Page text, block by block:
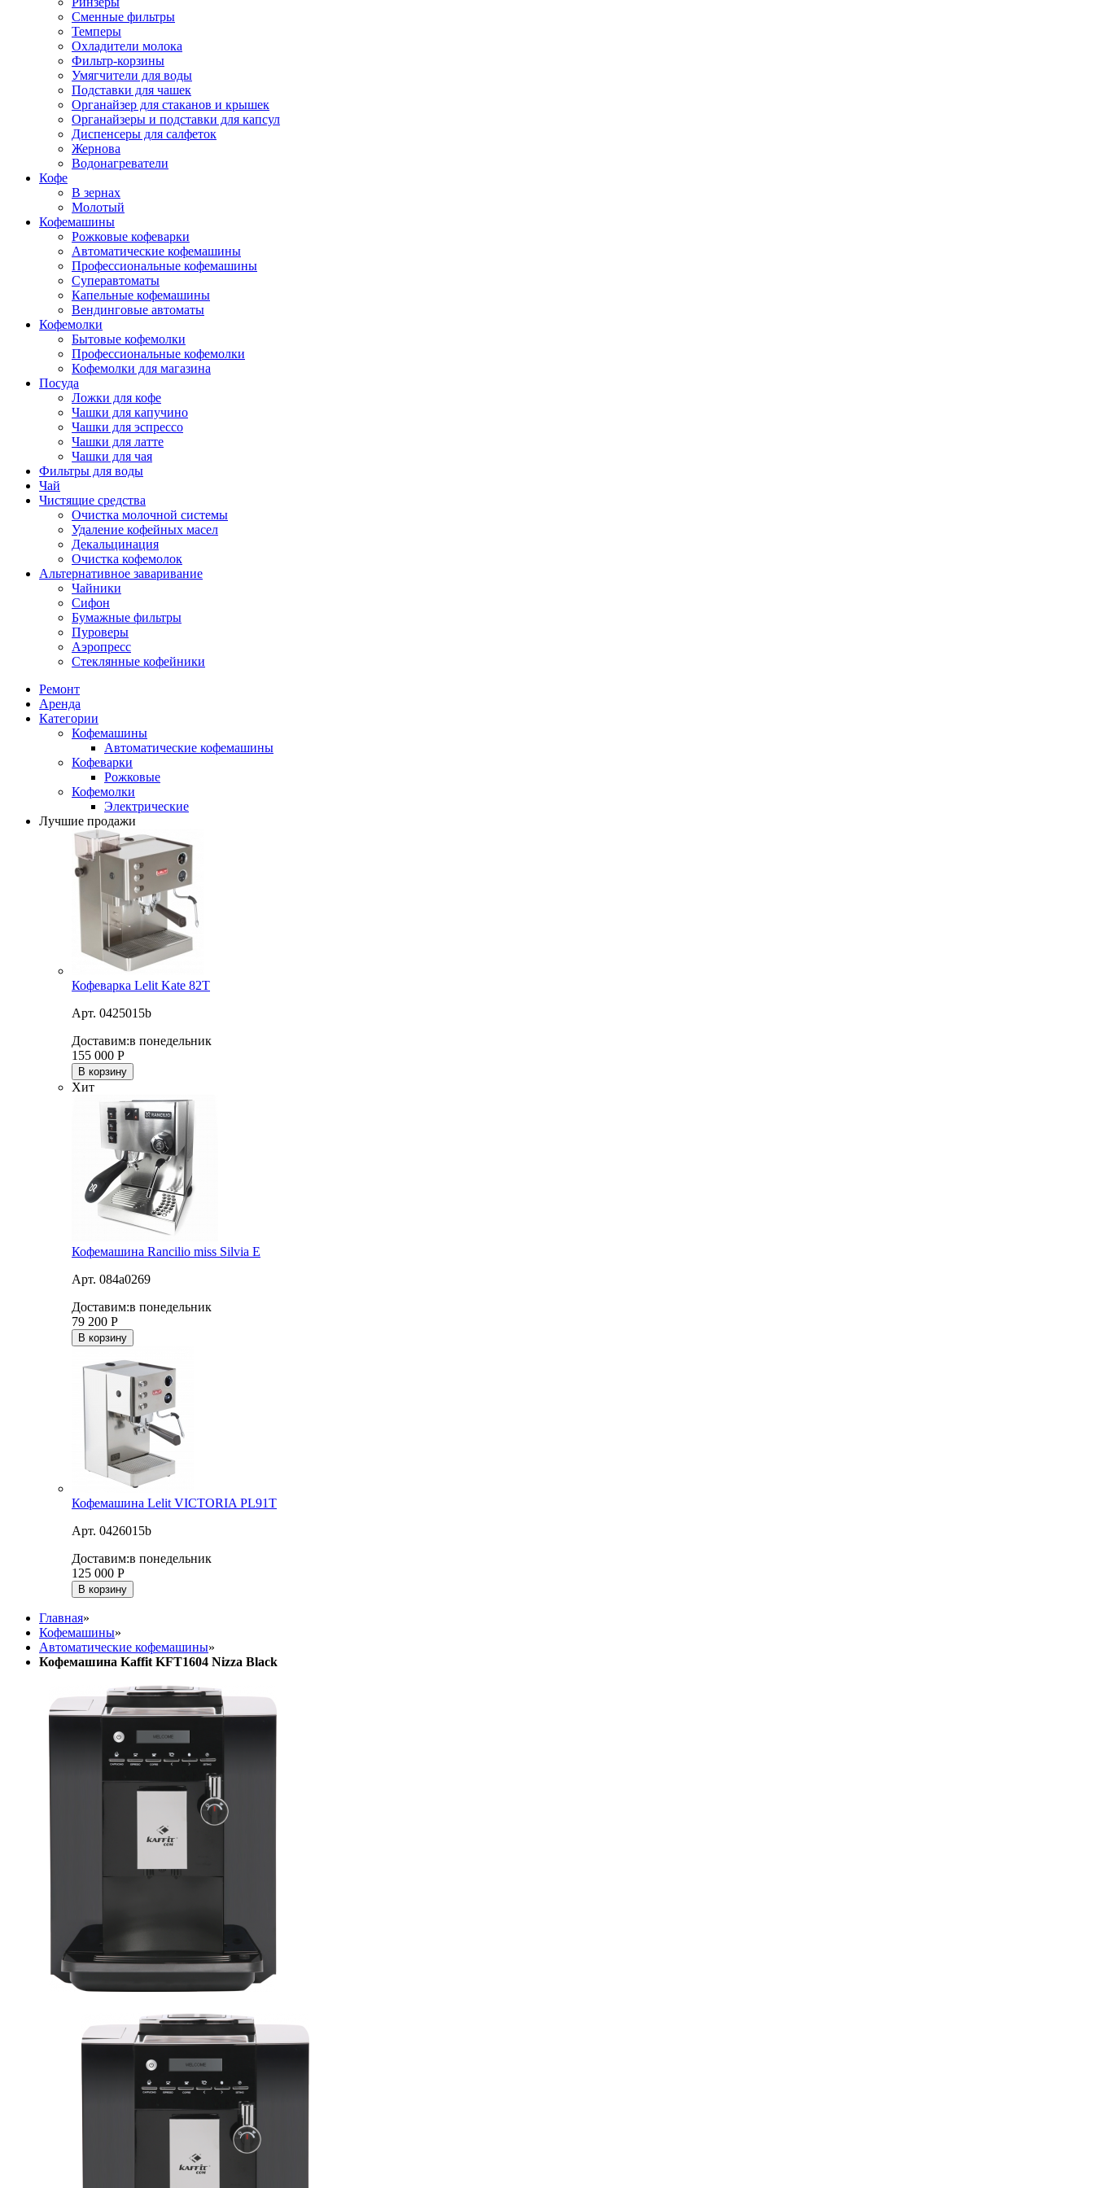
Сменные фильтры
Темперы
Охладители молока
Фильтр-корзины
Умягчители для воды
Подставки для чашек
Органайзер для стаканов и крышек
Органайзеры и подставки для капсул
Диспенсеры для салфеток
Жернова
Водонагреватели
Кофе
В зернах
Молотый
Кофемашины
Рожковые кофеварки
Автоматические кофемашины
Профессиональные кофемашины
Суперавтоматы
Капельные кофемашины
Вендинговые автоматы
Кофемолки
Бытовые кофемолки
Профессиональные кофемолки
Кофемолки для магазина
Посуда
Ложки для кофе
Чашки для капучино
Чашки для эспрессо
Чашки для латте
Чашки для чая
Фильтры для воды
Чай
Чистящие средства
Очистка молочной системы
Удаление кофейных масел
Декальцинация
Очистка кофемолок
Альтернативное заваривание
Чайники
Сифон
Бумажные фильтры
Пуроверы
Аэропресс
Стеклянные кофейники
Ремонт
Аренда
Категории
Кофемашины
Автоматические кофемашины
Кофеварки
Рожковые
Кофемолки
Электрические
Лучшие продажи
Кофеварка Lelit Kate 82T
Арт. 0425015b
Доставим:в понедельник
155 000 Р
В корзину
Хит
Кофемашина Rancilio miss Silvia E
Арт. 084a0269
Доставим:в понедельник
79 200 Р
В корзину
Кофемашина Lelit VICTORIA PL91T
Арт. 0426015b
Доставим:в понедельник
125 000 Р
В корзину
Главная»
Кофемашины»
Автоматические кофемашины»
Кофемашина Kaffit KFT1604 Nizza Black